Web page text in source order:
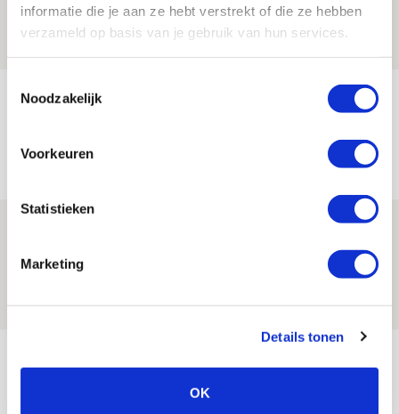
informatie die je aan ze hebt verstrekt of die ze hebben
verzameld op basis van je gebruik van hun services.
Noodzakelijk
Voorkeuren
Statistieken
Marketing
Details tonen
OK
08 AUGUSTUS 2026 - 12:32
Míchels elf: met welke formatie begin
08 AUGUSTUS 2026 - 11:34
maakt Abdalla ‘geen reet’ uit